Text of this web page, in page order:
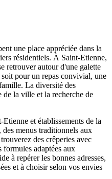
une place appréciée dans la
résidentiels. À Saint-Etienne,
retrouver autour d'une galette
soit pour un repas convivial, une
La diversité des
de la ville et la recherche de
et établissements de la
menus traditionnels aux
des crêperies avec
formules adaptées aux
à repérer les bonnes adresses,
et à choisir selon vos envies